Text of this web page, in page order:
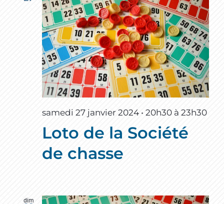
samedi 27 janvier 2024 • 20h30 à 23h30
Loto de la Société
de chasse
dim